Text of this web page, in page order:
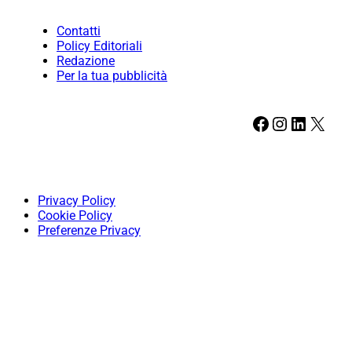
Contatti
Policy Editoriali
Redazione
Per la tua pubblicità
Facebook Instagram LinkedIn X
Privacy Policy
Cookie Policy
Preferenze Privacy